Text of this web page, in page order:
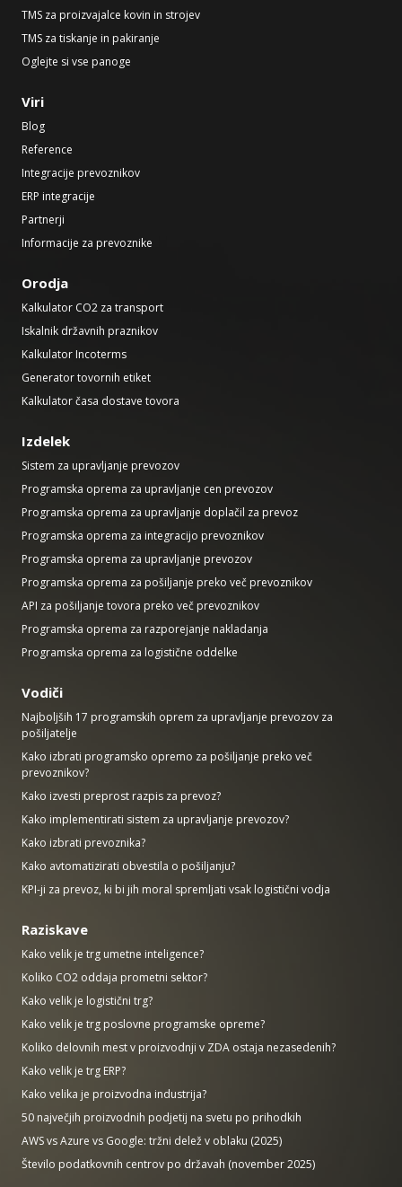
TMS za proizvajalce kovin in strojev
TMS za tiskanje in pakiranje
Oglejte si vse panoge
Viri
Blog
Reference
Integracije prevoznikov
ERP integracije
Partnerji
Informacije za prevoznike
Orodja
Kalkulator CO2 za transport
Iskalnik državnih praznikov
Kalkulator Incoterms
Generator tovornih etiket
Kalkulator časa dostave tovora
Izdelek
Sistem za upravljanje prevozov
Programska oprema za upravljanje cen prevozov
Programska oprema za upravljanje doplačil za prevoz
Programska oprema za integracijo prevoznikov
Programska oprema za upravljanje prevozov
Programska oprema za pošiljanje preko več prevoznikov
API za pošiljanje tovora preko več prevoznikov
Programska oprema za razporejanje nakladanja
Programska oprema za logistične oddelke
Vodiči
Najboljših 17 programskih oprem za upravljanje prevozov za
pošiljatelje
Kako izbrati programsko opremo za pošiljanje preko več
prevoznikov?
Kako izvesti preprost razpis za prevoz?
Kako implementirati sistem za upravljanje prevozov?
Kako izbrati prevoznika?
Kako avtomatizirati obvestila o pošiljanju?
KPI-ji za prevoz, ki bi jih moral spremljati vsak logistični vodja
Raziskave
Kako velik je trg umetne inteligence?
Koliko CO2 oddaja prometni sektor?
Kako velik je logistični trg?
Kako velik je trg poslovne programske opreme?
Koliko delovnih mest v proizvodnji v ZDA ostaja nezasedenih?
Kako velik je trg ERP?
Kako velika je proizvodna industrija?
50 največjih proizvodnih podjetij na svetu po prihodkih
AWS vs Azure vs Google: tržni delež v oblaku (2025)
Število podatkovnih centrov po državah (november 2025)